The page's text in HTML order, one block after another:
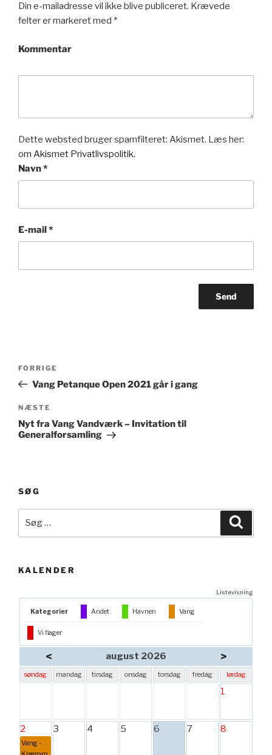
Din e-mailadresse vil ikke blive publiceret. Krævede
felter er markeret med *
Kommentar
Dette websted bruger spamfilteret: Akismet. Læs her:
om Akismet Privatlivspolitik.
Navn*
E-mail*
Indlægsnavigation
Forrige
indlæg
FORRIGE
Vang Petanque Open 2021 går i gang
Næste
indlæg
NÆSTE
Nyt fra Vang Vandværk – Invitation til
Generalforsamling
SØG
efter:
KALENDER
Listevisning
Kategorier Andet Havnen Vang
Vi flager
< august 2026 >
søndag mandag tirsdag onsdag torsdag fredag lørdag
1
2
Vang -
3 4 5 6 7 8